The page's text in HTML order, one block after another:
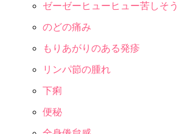
ゼーゼーヒューヒュー苦しそう
のどの痛み
もりあがりのある発疹
リンパ節の腫れ
下痢
便秘